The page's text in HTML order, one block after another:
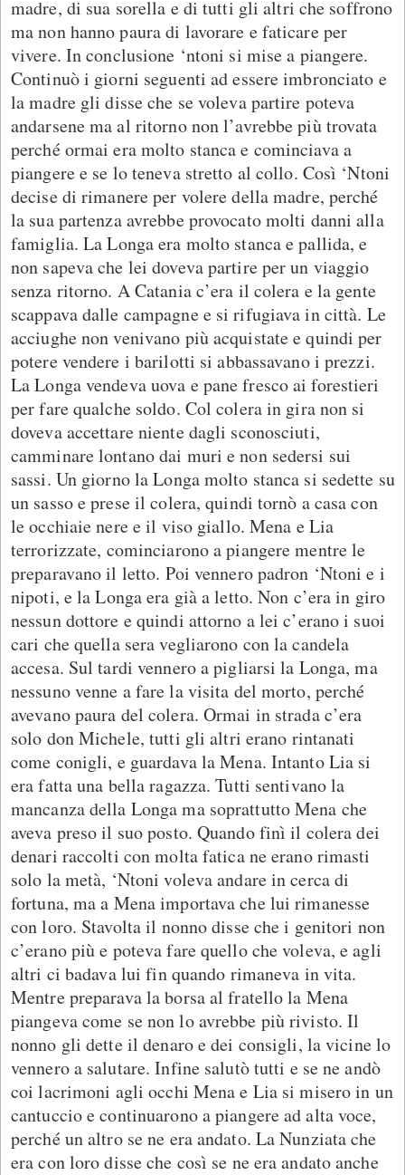
madre, di sua sorella e di tutti gli altri che soffrono
ma non hanno paura di lavorare e faticare per
vivere. In conclusione ‘ntoni si mise a piangere.
Continuò i giorni seguenti ad essere imbronciato e
la madre gli disse che se voleva partire poteva
andarsene ma al ritorno non l’avrebbe più trovata
perché ormai era molto stanca e cominciava a
piangere e se lo teneva stretto al collo. Così ‘Ntoni
decise di rimanere per volere della madre, perché
la sua partenza avrebbe provocato molti danni alla
famiglia. La Longa era molto stanca e pallida, e
non sapeva che lei doveva partire per un viaggio
senza ritorno. A Catania c’era il colera e la gente
scappava dalle campagne e si rifugiava in città. Le
acciughe non venivano più acquistate e quindi per
potere vendere i barilotti si abbassavano i prezzi.
La Longa vendeva uova e pane fresco ai forestieri
per fare qualche soldo. Col colera in gira non si
doveva accettare niente dagli sconosciuti,
camminare lontano dai muri e non sedersi sui
sassi. Un giorno la Longa molto stanca si sedette su
un sasso e prese il colera, quindi tornò a casa con
le occhiaie nere e il viso giallo. Mena e Lia
terrorizzate, cominciarono a piangere mentre le
preparavano il letto. Poi vennero padron ‘Ntoni e i
nipoti, e la Longa era già a letto. Non c’era in giro
nessun dottore e quindi attorno a lei c’erano i suoi
cari che quella sera vegliarono con la candela
accesa. Sul tardi vennero a pigliarsi la Longa, ma
nessuno venne a fare la visita del morto, perché
avevano paura del colera. Ormai in strada c’era
solo don Michele, tutti gli altri erano rintanati
come conigli, e guardava la Mena. Intanto Lia si
era fatta una bella ragazza. Tutti sentivano la
mancanza della Longa ma soprattutto Mena che
aveva preso il suo posto. Quando finì il colera dei
denari raccolti con molta fatica ne erano rimasti
solo la metà, ‘Ntoni voleva andare in cerca di
fortuna, ma a Mena importava che lui rimanesse
con loro. Stavolta il nonno disse che i genitori non
c’erano più e poteva fare quello che voleva, e agli
altri ci badava lui fin quando rimaneva in vita.
Mentre preparava la borsa al fratello la Mena
piangeva come se non lo avrebbe più rivisto. Il
nonno gli dette il denaro e dei consigli, la vicine lo
vennero a salutare. Infine salutò tutti e se ne andò
coi lacrimoni agli occhi Mena e Lia si misero in un
cantuccio e continuarono a piangere ad alta voce,
perché un altro se ne era andato. La Nunziata che
era con loro disse che così se ne era andato anche